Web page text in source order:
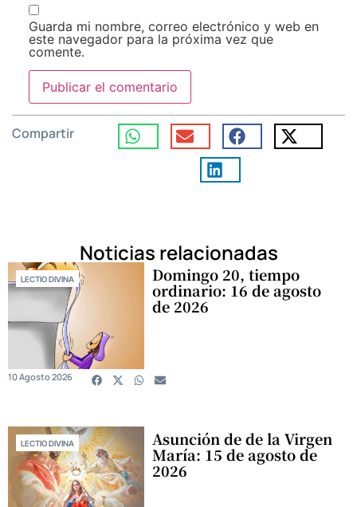
Guarda mi nombre, correo electrónico y web en
este navegador para la próxima vez que
comente.
Compartir
Noticias relacionadas
LECTIO DIVINA Domingo 20, tiempo
ordinario: 16 de agosto
de 2026
10 Agosto 2026
LECTIO DIVINA Asunción de de la Virgen
María: 15 de agosto de
2026